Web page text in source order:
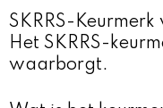
SKRRS-
Het SKRRS-
waarborgt.